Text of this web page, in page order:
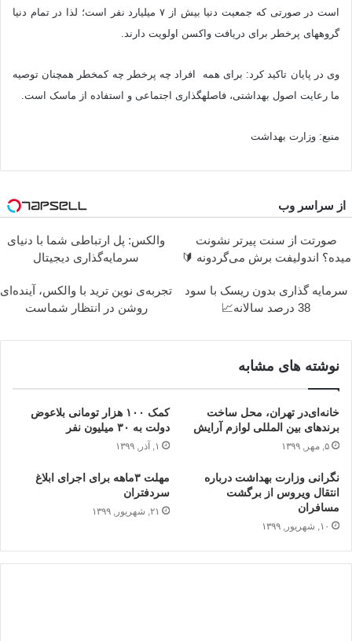
است در صورتی که جمعیت دنیا بیش از ۷ میلیارد نفر است؛ لذا در تمام دنیا
گروه‎های پرخطر برای دریافت واکسن اولویت دارند.
وی در پایان تاکید کرد: برای همه افراد چه پرخطر چه کم‎خطر همچنان توصیه
ما رعایت اصول بهداشتی، فاصله‎گذاری اجتماعی و استفاده از ماسک است.
منبع: وزارت بهداشت
از سراسر وب
صورتت از سنت پیرتر نشونت
میده؟ اندولیفت برش می‌گردونه 🔰
والکس: پل ارتباطی شما با دنیای
سرمایه‌گذاری دیجیتال
سرمایه گذاری بدون ریسک با سود
38 درصد سالانه📈
تجربه‌ی نوین ترید با والکس، آینده‌ای
روشن در انتظار شماست
نوشته های مشابه
خانه‌ای‌در تهران، محل ساخت
برندهای بین المللی لوازم آرایش
۵, مهر, ۱۳۹۹
کمک ۱۰۰ هزار تومانی بلاعوض
دولت به ۳۰ میلیون نفر
۱, آذر, ۱۳۹۹
نگرانی وزارت بهداشت درباره
انتقال ویروس از برگشت
مسافران
۱۰, شهریور, ۱۳۹۹
مهلت ۳ماهه برای اجرای ابلاغ
سردفتران
۲۱, شهریور, ۱۳۹۹